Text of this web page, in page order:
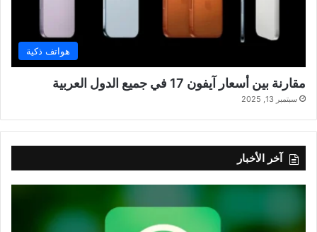
هواتف ذكية
مقارنة بين أسعار آيفون 17 في جميع الدول العربية
سبتمبر 13, 2025
آخر الأخبار